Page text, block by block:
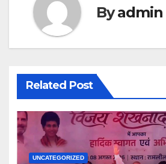
Byadmin
Related Post
UNCATEGORIZED